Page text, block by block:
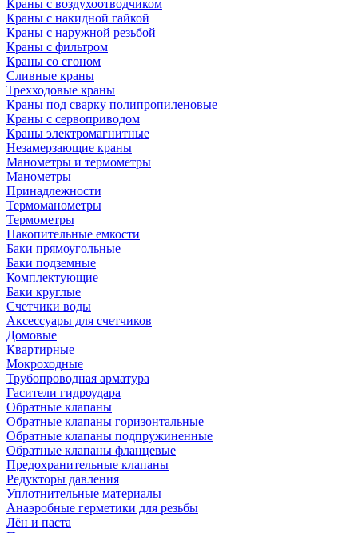
Краны с воздухоотводчиком
Краны с накидной гайкой
Краны с наружной резьбой
Краны с фильтром
Краны со сгоном
Сливные краны
Трехходовые краны
Краны под сварку полипропиленовые
Краны с сервоприводом
Краны электромагнитные
Незамерзающие краны
Манометры и термометры
Манометры
Принадлежности
Термоманометры
Термометры
Накопительные емкости
Баки прямоугольные
Баки подземные
Комплектующие
Баки круглые
Счетчики воды
Аксессуары для счетчиков
Домовые
Квартирные
Мокроходные
Трубопроводная арматура
Гасители гидроудара
Обратные клапаны
Обратные клапаны горизонтальные
Обратные клапаны подпружиненные
Обратные клапаны фланцевые
Предохранительные клапаны
Редукторы давления
Уплотнительные материалы
Анаэробные герметики для резьбы
Лён и паста